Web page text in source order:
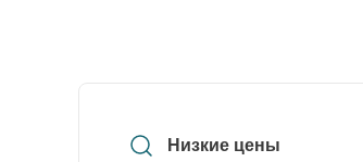
Низкие цены